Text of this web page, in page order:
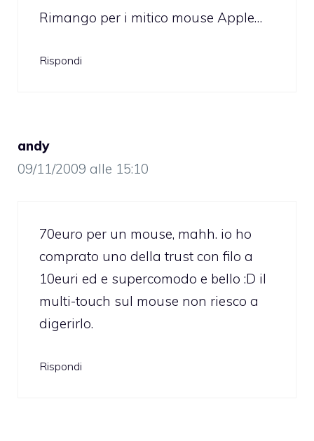
Rimango per i mitico mouse Apple…
Rispondi
andy
09/11/2009 alle 15:10
70euro per un mouse, mahh. io ho
comprato uno della trust con filo a
10euri ed e supercomodo e bello :D il
multi-touch sul mouse non riesco a
digerirlo.
Rispondi